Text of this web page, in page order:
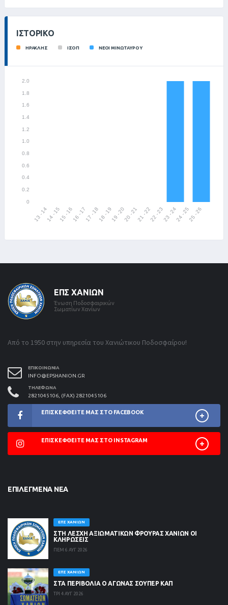
ΙΣΤΟΡΙΚΌ
ΗΡΑΚΛΗΣ ΙΣΟΠ ΝΕΟΙ ΜΙΝΩΤΑΥΡΟΥ
ΕΠΣ ΧΑΝΊΩΝ
Ένωση Ποδοσφαιρικών
Σωματίων Χανίων
Από το 1950 στην υπηρεσία του Χανιώτικου Ποδοσφαίρου!
ΕΠΙΚΟΙΝΩΝΊΑ
INFO@EPSHANION.GR
ΤΗΛΈΦΩΝΑ
2821045106, (FAX) 2821045106
ΕΠΙΣΚΕΦΘΕΊΤΕ ΜΑΣ ΣΤΟ FACEBOOK
ΕΠΙΣΚΕΦΘΕΊΤΕ ΜΑΣ ΣΤΟ INSTAGRAM
ΕΠΙΛΕΓΜΈΝΑ ΝΈΑ
ΕΠΣ ΧΑΝΊΩΝ
ΣΤΗ ΛΈΣΧΗ ΑΞΙΩΜΑΤΙΚΏΝ ΦΡΟΥΡΆΣ ΧΑΝΊΩΝ ΟΙ
ΚΛΗΡΏΣΕΙΣ
ΠΕΜ 6 ΑΥΓ 2026
ΕΠΣ ΧΑΝΊΩΝ
ΣΤΑ ΠΕΡΙΒΟΛΙΑ Ο ΑΓΩΝΑΣ ΣΟΥΠΕΡ ΚΑΠ
ΤΡΙ 4 ΑΥΓ 2026